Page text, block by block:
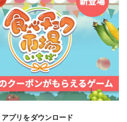
プリをダウンロード